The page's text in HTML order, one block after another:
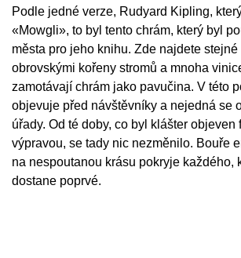
Podle jedné verze, Rudyard Kipling,
«Mowgli», to byl tento chrám, který byl
města pro jeho knihu. Zde najdete
obrovskými kořeny stromů a mnoha
zamotávají chrám jako pavučina. V této
objevuje před návštěvníky a nejedná se
úřady. Od té doby, co byl klášter objeven
výpravou, se tady nic nezměnilo. Bouře
na nespoutanou krásu pokryje každého,
dostane poprvé.